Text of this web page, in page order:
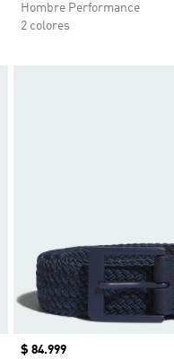
Hombre Performance
2 colores
Precio
$ 84.999